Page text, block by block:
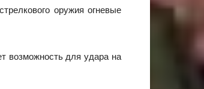
оружия огневые
возможность для удара на